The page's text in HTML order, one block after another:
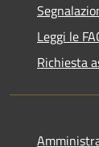
Leggi le
Richiesta